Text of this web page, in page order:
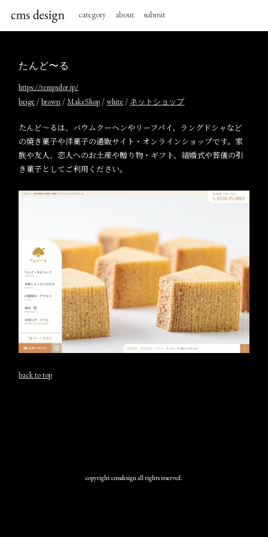
category about submit
たんど〜る
https://tempsdor.jp/
beige /brown /MakeShop /white / ネットショップ
たんど〜るは、バウムクーヘンやリーフパイ、ラングドシャなど
の焼き菓子や洋菓子の通販サイト・オンラインショップです。家
族や友人、恋人へのお土産や贈り物・ギフト、結婚式や葬儀の引
き菓子としてご利用ください。
back to top
copyright cmsdesign all rights reserved.